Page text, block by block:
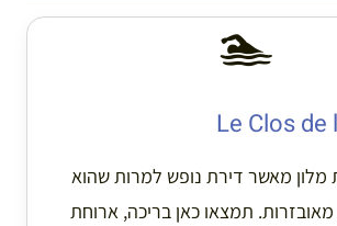
🏊
Le Clos de
מלון מאשר דירת נופש למרות שהוא
מאובזרות. תמצאו כאן בריכה, ארוחת